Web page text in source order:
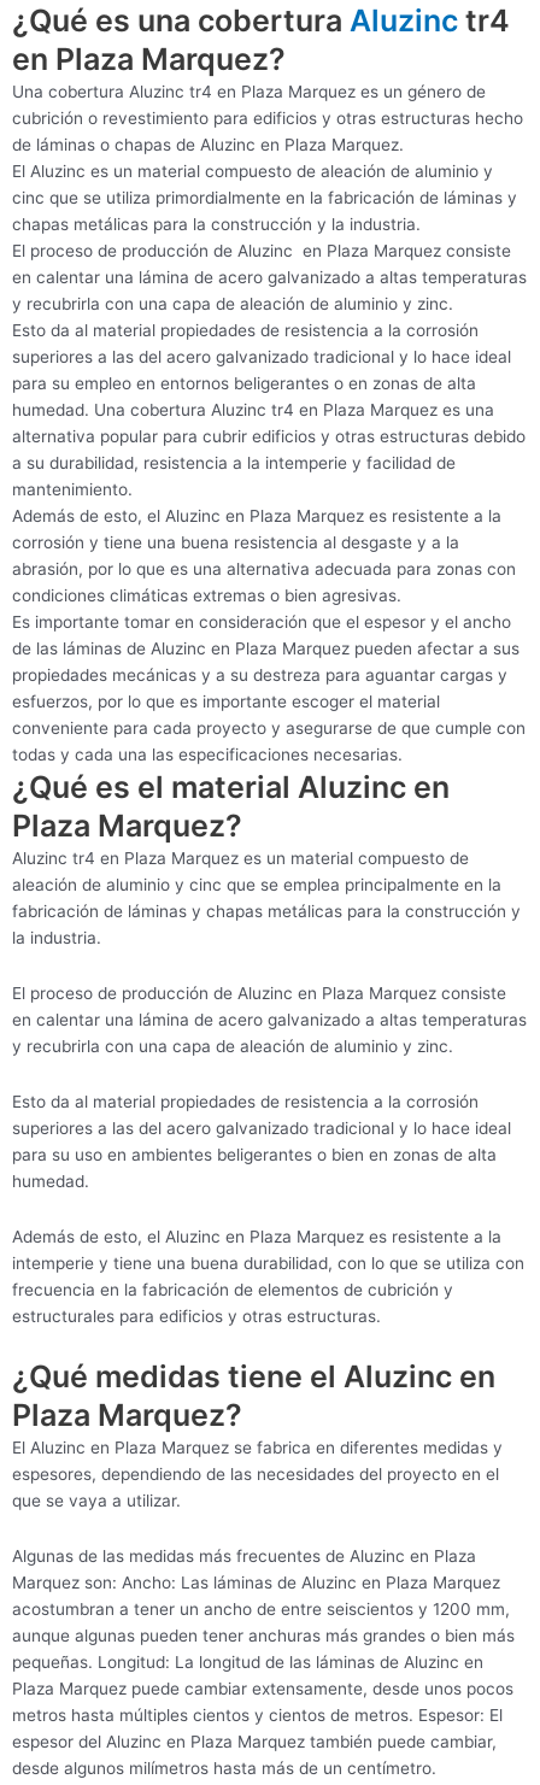
¿Qué es una cobertura Aluzinc tr4
en Plaza Marquez?
Una cobertura Aluzinc tr4 en Plaza Marquez es un género de
cubrición o revestimiento para edificios y otras estructuras hecho
de láminas o chapas de Aluzinc en Plaza Marquez.
El Aluzinc es un material compuesto de aleación de aluminio y
cinc que se utiliza primordialmente en la fabricación de láminas y
chapas metálicas para la construcción y la industria.
El proceso de producción de Aluzinc en Plaza Marquez consiste
en calentar una lámina de acero galvanizado a altas temperaturas
y recubrirla con una capa de aleación de aluminio y zinc.
Esto da al material propiedades de resistencia a la corrosión
superiores a las del acero galvanizado tradicional y lo hace ideal
para su empleo en entornos beligerantes o en zonas de alta
humedad. Una cobertura Aluzinc tr4 en Plaza Marquez es una
alternativa popular para cubrir edificios y otras estructuras debido
a su durabilidad, resistencia a la intemperie y facilidad de
mantenimiento.
Además de esto, el Aluzinc en Plaza Marquez es resistente a la
corrosión y tiene una buena resistencia al desgaste y a la
abrasión, por lo que es una alternativa adecuada para zonas con
condiciones climáticas extremas o bien agresivas.
Es importante tomar en consideración que el espesor y el ancho
de las láminas de Aluzinc en Plaza Marquez pueden afectar a sus
propiedades mecánicas y a su destreza para aguantar cargas y
esfuerzos, por lo que es importante escoger el material
conveniente para cada proyecto y asegurarse de que cumple con
todas y cada una las especificaciones necesarias.
¿Qué es el material Aluzinc en
Plaza Marquez?
Aluzinc tr4 en Plaza Marquez es un material compuesto de
aleación de aluminio y cinc que se emplea principalmente en la
fabricación de láminas y chapas metálicas para la construcción y
la industria.
El proceso de producción de Aluzinc en Plaza Marquez consiste
en calentar una lámina de acero galvanizado a altas temperaturas
y recubrirla con una capa de aleación de aluminio y zinc.
Esto da al material propiedades de resistencia a la corrosión
superiores a las del acero galvanizado tradicional y lo hace ideal
para su uso en ambientes beligerantes o bien en zonas de alta
humedad.
Además de esto, el Aluzinc en Plaza Marquez es resistente a la
intemperie y tiene una buena durabilidad, con lo que se utiliza con
frecuencia en la fabricación de elementos de cubrición y
estructurales para edificios y otras estructuras.
¿Qué medidas tiene el Aluzinc en
Plaza Marquez?
El Aluzinc en Plaza Marquez se fabrica en diferentes medidas y
espesores, dependiendo de las necesidades del proyecto en el
que se vaya a utilizar.
Algunas de las medidas más frecuentes de Aluzinc en Plaza
Marquez son: Ancho: Las láminas de Aluzinc en Plaza Marquez
acostumbran a tener un ancho de entre seiscientos y 1200 mm,
aunque algunas pueden tener anchuras más grandes o bien más
pequeñas. Longitud: La longitud de las láminas de Aluzinc en
Plaza Marquez puede cambiar extensamente, desde unos pocos
metros hasta múltiples cientos y cientos de metros. Espesor: El
espesor del Aluzinc en Plaza Marquez también puede cambiar,
desde algunos milímetros hasta más de un centímetro.